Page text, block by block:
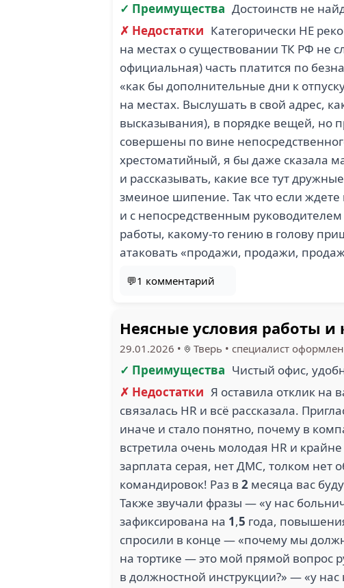
✓ Преимущества Достоинств не
✗ Недостатки Категорически НЕ
на местах о существовании ТК РФ не
официальная) часть платится по
«как бы дополнительные дни к
на местах. Выслушать в свой адрес,
высказывания), в порядке вещей, но
совершены по вине
хрестоматийный, я бы даже сказала
и рассказывать, какие все тут
змеиное шипение. Так что если
и с непосредственным
работы, какому-то гению в голову
атаковать «продажи, продажи,
💬1 комментарий
Неясные условия работы
29.01.2026 • Тверь • специалист
✓ Преимущества Чистый офис,
✗ Недостатки Я оставила отклик на
связалась HR и всё рассказала.
иначе и стало понятно, почему в
встретила очень молодая HR и
зарплата серая, нет ДМС, толком нет
командировок! Раз в 2 месяца вас
Также звучали фразы — «у нас
зафиксирована на 1,5 года,
спросили в конце — «почему мы
на тортике — это мой прямой вопрос
в должностной инструкции?» — «у